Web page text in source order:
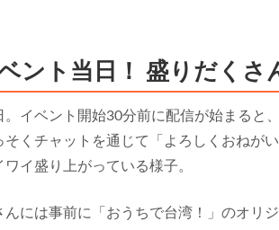
ント当日！ 盛りだくさ
。イベント開始30分前に配信が始まると
そくチャットを通じて「よろしくおねが
イ盛り上がっている様子。
んには事前に「おうちで台湾！」のオリ